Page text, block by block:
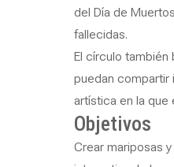
del Día de
fallecidas.
El círculo
puedan compartir
artística en la que
Objetivos
Crear mariposas